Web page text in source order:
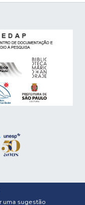
uma sugestão